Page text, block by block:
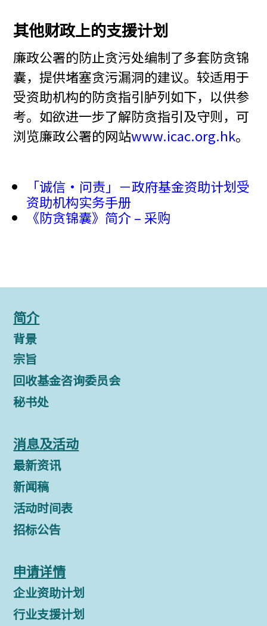
其他财政上的支援计划
廉政公署的防止贪污处编制了多套防贪锦
囊，提供堵塞贪污漏洞的建议。较适用于
受资助机构的防贪指引胪列如下，以供参
考。如欲进一步了解防贪指引及守则，可
浏览廉政公署的网站www.icac.org.hk。
「诚信‧问责」－政府基金资助计划受
资助机构实务手册
《防贪锦囊》简介 – 采购
简介
背景
宗旨
回收基金咨询委员会
秘书处
消息及活动
最新资讯
新闻稿
活动时间表
招标公告
申请详情
企业资助计划
行业支援计划